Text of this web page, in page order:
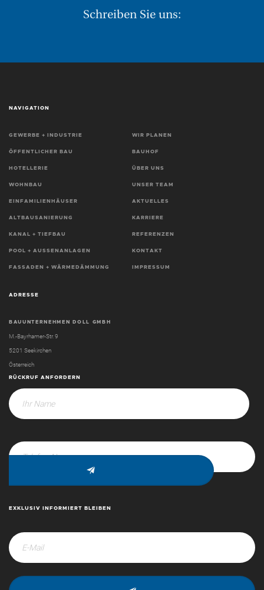
Schreiben Sie uns:
NAVIGATION
GEWERBE + INDUSTRIE
ÖFFENTLICHER BAU
HOTELLERIE
WOHNBAU
EINFAMILIENHÄUSER
ALTBAUSANIERUNG
KANAL + TIEFBAU
POOL + AUSSENANLAGEN
FASSADEN + WÄRMEDÄMMUNG
WIR PLANEN
BAUHOF
ÜBER UNS
UNSER TEAM
AKTUELLES
KARRIERE
REFERENZEN
KONTAKT
IMPRESSUM
ADRESSE
BAUUNTERNEHMEN DOLL GMBH
M.-Bayrhamer-Str. 9
5201 Seekirchen
Österreich
RÜCKRUF ANFORDERN
EXKLUSIV INFORMIERT BLEIBEN